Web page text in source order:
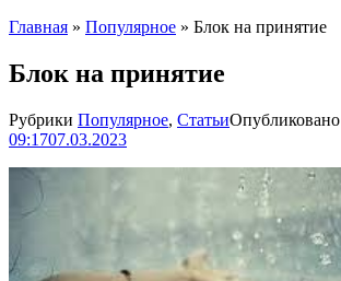
Главная » Популярное » Блок на принятие
Блок на принятие
Рубрики Популярное, СтатьиОпубликовано
09:1707.03.2023